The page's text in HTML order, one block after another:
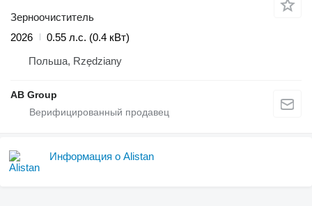
Зерноочиститель
2026
0.55 л.с. (0.4 кВт)
Польша, Rzędziany
AB Group
Информация о Alistan